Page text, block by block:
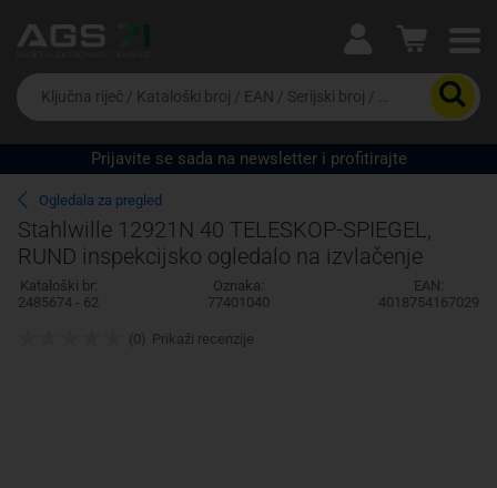
Ova postavka prilagođava asortiman proizvoda i
cijene vašim potrebama.
Da
biste
potražili
proizvod,
unesite
ključnu
riječ,
kataloški
broj,
EAN
ili
Prijavite se sada na newsletter i profitirajte
Ogledala za pregled
Stahlwille 12921N 40 TELESKOP-SPIEGEL,
RUND inspekcijsko ogledalo na izvlačenje
Kataloški br:
2485674 - 62
Oznaka:
77401040
EAN:
4018754167029
(0) Prikaži recenzije